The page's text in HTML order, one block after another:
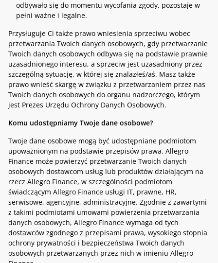
odbywało się do momentu wycofania zgody, pozostaje w
pełni ważne i legalne.
Przysługuje Ci także prawo wniesienia sprzeciwu wobec
przetwarzania Twoich danych osobowych, gdy przetwarzanie
Twoich danych osobowych odbywa się na podstawie prawnie
uzasadnionego interesu, a sprzeciw jest uzasadniony przez
szczególną sytuację, w której się znalazłeś/aś. Masz także
prawo wnieść skargę w związku z przetwarzaniem przez nas
Twoich danych osobowych do organu nadzorczego, którym
jest Prezes Urzędu Ochrony Danych Osobowych.
Komu udostępniamy Twoje dane osobowe?
Twoje dane osobowe mogą być udostępniane podmiotom
upoważnionym na podstawie przepisów prawa. Allegro
Finance może powierzyć przetwarzanie Twoich danych
osobowych dostawcom usług lub produktów działającym na
rzecz Allegro Finance, w szczególności podmiotom
świadczącym Allegro Finance usługi IT, prawne, HR,
serwisowe, agencyjne, administracyjne. Zgodnie z zawartymi
z takimi podmiotami umowami powierzenia przetwarzania
danych osobowych, Allegro Finance wymaga od tych
dostawców zgodnego z przepisami prawa, wysokiego stopnia
ochrony prywatności i bezpieczeństwa Twoich danych
osobowych przetwarzanych przez nich w imieniu Allegro